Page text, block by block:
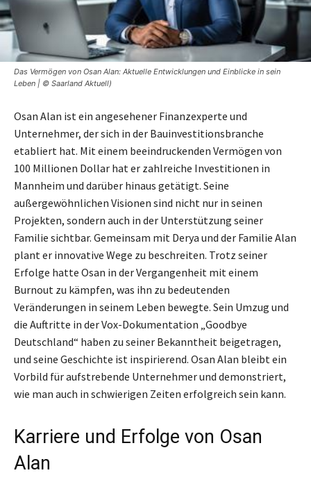
Das Vermögen von Osan Alan: Aktuelle Entwicklungen und Einblicke in sein
Leben | © Saarland Aktuell)
Osan Alan ist ein angesehener Finanzexperte und
Unternehmer, der sich in der Bauinvestitionsbranche
etabliert hat. Mit einem beeindruckenden Vermögen von
100 Millionen Dollar hat er zahlreiche Investitionen in
Mannheim und darüber hinaus getätigt. Seine
außergewöhnlichen Visionen sind nicht nur in seinen
Projekten, sondern auch in der Unterstützung seiner
Familie sichtbar. Gemeinsam mit Derya und der Familie Alan
plant er innovative Wege zu beschreiten. Trotz seiner
Erfolge hatte Osan in der Vergangenheit mit einem
Burnout zu kämpfen, was ihn zu bedeutenden
Veränderungen in seinem Leben bewegte. Sein Umzug und
die Auftritte in der Vox-Dokumentation „Goodbye
Deutschland“ haben zu seiner Bekanntheit beigetragen,
und seine Geschichte ist inspirierend. Osan Alan bleibt ein
Vorbild für aufstrebende Unternehmer und demonstriert,
wie man auch in schwierigen Zeiten erfolgreich sein kann.
Karriere und Erfolge von Osan
Alan